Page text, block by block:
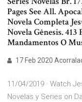
Pages See All.
Novela Completa
Novela Gênesis. 413
Mandamentos O
17 Feb 2020
11/04/2019 · Watch
Novelas y Series on